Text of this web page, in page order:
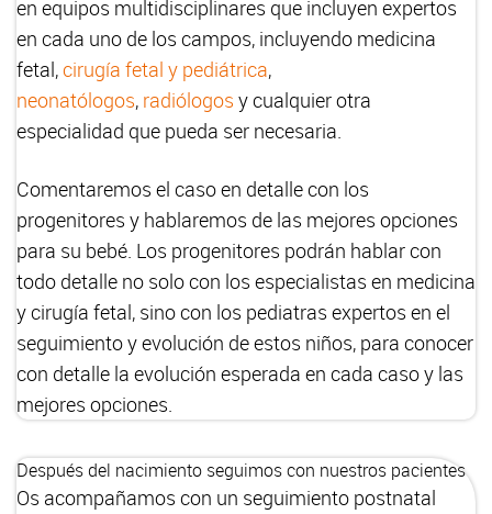
en equipos multidisciplinares que incluyen expertos
en cada uno de los campos, incluyendo medicina
fetal,cirugía fetal y pediátrica,
neonatólogos, radiólogos y cualquier otra
especialidad que pueda ser necesaria.
Comentaremos el caso en detalle con los
progenitores y hablaremos de las mejores opciones
para su bebé. Los progenitores podrán hablar con
todo detalle no solo con los especialistas en medicina
y cirugía fetal, sino con los pediatras expertos en el
seguimiento y evolución de estos niños, para conocer
con detalle la evolución esperada en cada caso y las
mejores opciones.
Después del nacimiento seguimos con nuestros pacientes
Os acompañamos con un seguimiento postnatal